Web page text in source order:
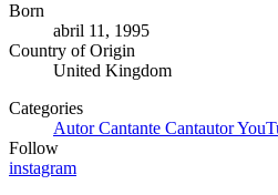
Born
abril 11, 1995
Country of Origin
United Kingdom
Categories
AutorCantante Cantautor
Follow
instagram